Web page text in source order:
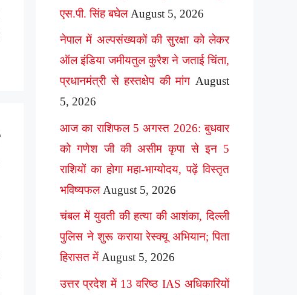
एस.पी. सिंह बघेल August 5, 2026
नेपाल में अल्पसंख्यकों की सुरक्षा को लेकर
ऑल इंडिया जमीयतुल कुरैश ने जताई चिंता,
प्रधानमंत्री से हस्तक्षेप की मांग August
5, 2026
आज का राशिफल 5 अगस्त 2026: बुधवार
को गणेश जी की असीम कृपा से इन 5
राशियों का होगा महा-भाग्योदय, पढ़ें विस्तृत
भविष्यफल August 5, 2026
चंबल में युवती की हत्या की आशंका, दिल्ली
पुलिस ने शुरू कराया रेस्क्यू अभियान; पिता
हिरासत में August 5, 2026
उत्तर प्रदेश में 13 वरिष्ठ IAS अधिकारियों